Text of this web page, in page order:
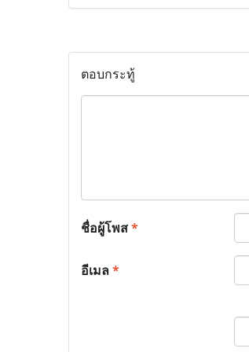
ตอบกระทู้
ชื่อผู้โพส*
อีเมล*